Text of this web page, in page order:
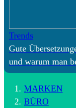
Trends
Gute
und warum man
MARKEN
BÜRO